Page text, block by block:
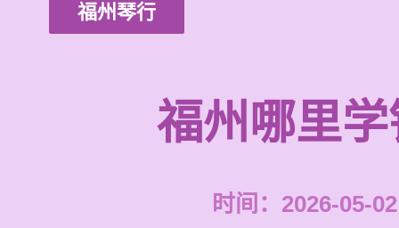
福州琴行
福州哪里
时间：2026-05-